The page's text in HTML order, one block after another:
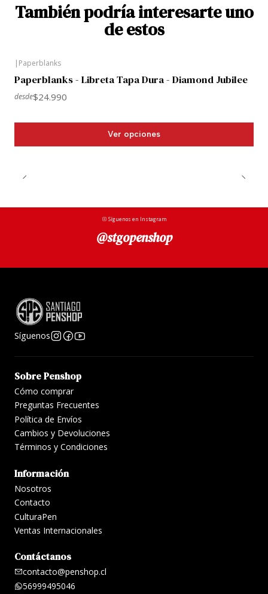
También podría interesarte uno
de estos
| Paperblanks
Paperblanks - Libreta Tapa Dura - Diamond Jubilee
desde$24.990
Ver opciones
Síguenos en Instagram
@stgopenshop
Síguenos
Sobre Penshop
Cómo comprar
Preguntas Frecuentes
Política de Envíos
Cambios y Devoluciones
Términos y Condiciones
Información
Nosotros
Contacto
CulturaPen
Ventas Internacionales
Contáctanos
contacto@penshop.cl
56999495046